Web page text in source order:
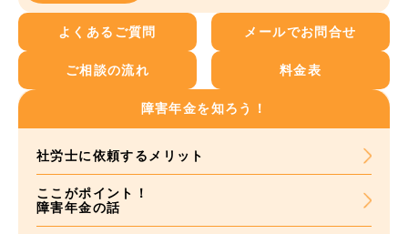
よくあるご質問 メールでお問合せ
ご相談の流れ 料金表
障害年金を知ろう！
社労士に依頼するメリット
ここがポイント！
障害年金の話